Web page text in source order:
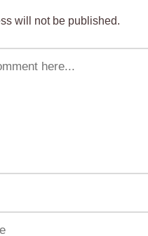
will not be published.